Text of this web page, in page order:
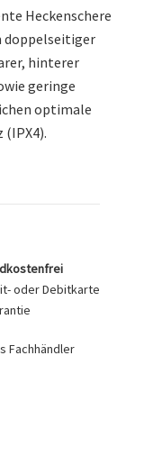
Heckenschere
doppelseitiger
hinterer
geringe
optimale
oder Debitkarte
Fachhändler